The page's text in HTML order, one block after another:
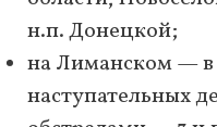
н.п. Донецкой;
на Лиманском — в
наступательных